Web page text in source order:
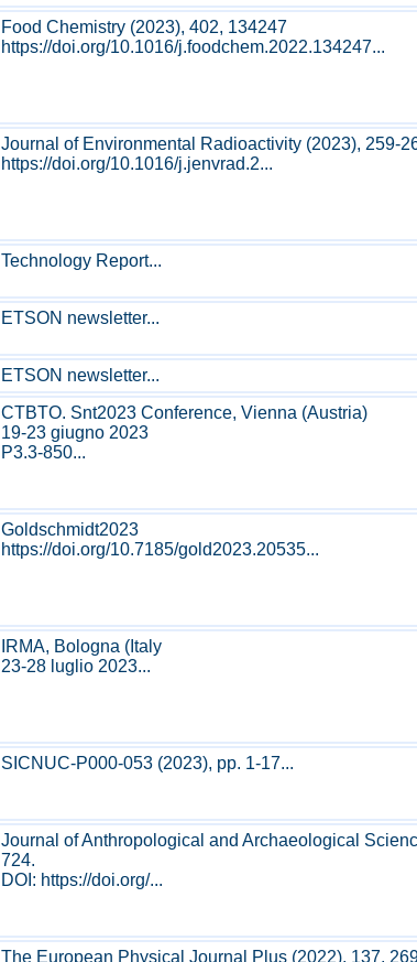
Food Chemistry (2023), 402, 134247
https://doi.org/10.1016/j.foodchem.2022.134247...
Journal of Environmental Radioactivity (2023), 259-
https://doi.org/10.1016/j.jenvrad.2...
Technology Report...
ETSON newsletter...
ETSON newsletter...
CTBTO. Snt2023 Conference, Vienna (Austria)
19-23 giugno 2023
P3.3-850...
Goldschmidt2023
https://doi.org/10.7185/gold2023.20535...
IRMA, Bologna (Italy
23-28 luglio 2023...
SICNUC-P000-053 (2023), pp. 1-17...
Journal of Anthropological and Archaeological
724.
DOI: https://doi.org/...
The European Physical Journal Plus (2022), 137,